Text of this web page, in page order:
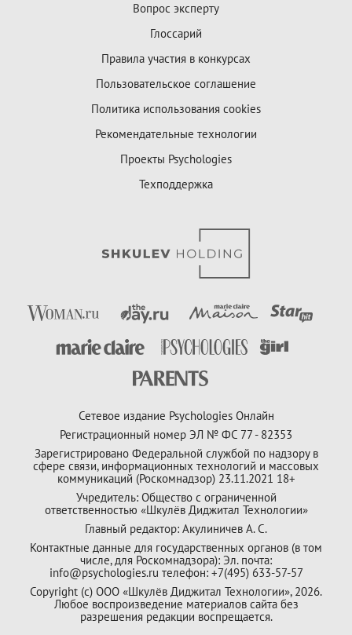
Вопрос эксперту
Глоссарий
Правила участия в конкурсах
Пользовательское соглашение
Политика использования cookies
Рекомендательные технологии
Проекты Psychologies
Техподдержка
Сетевое издание Psychologies Онлайн
Регистрационный номер ЭЛ № ФС 77 - 82353
Зарегистрировано Федеральной службой по надзору в
сфере связи, информационных технологий и массовых
коммуникаций (Роскомнадзор) 23.11.2021 18+
Учредитель: Общество с ограниченной
ответственностью «Шкулёв Диджитал Технологии»
Главный редактор: Акулиничев А. С.
Контактные данные для государственных органов (в том
числе, для Роскомнадзора): Эл. почта:
info@psychologies.ru телефон: +7(495) 633-57-57
Copyright (с) ООО «Шкулёв Диджитал Технологии», 2026.
Любое воспроизведение материалов сайта без
разрешения редакции воспрещается.